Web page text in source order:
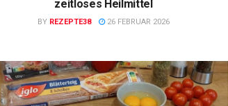
zeitloses Heilmittel
BY REZEPTE38 26 FEBRUAR 2026